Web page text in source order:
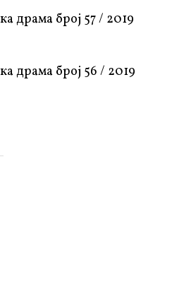
драма број 57 / 2019
драма број 56 / 2019